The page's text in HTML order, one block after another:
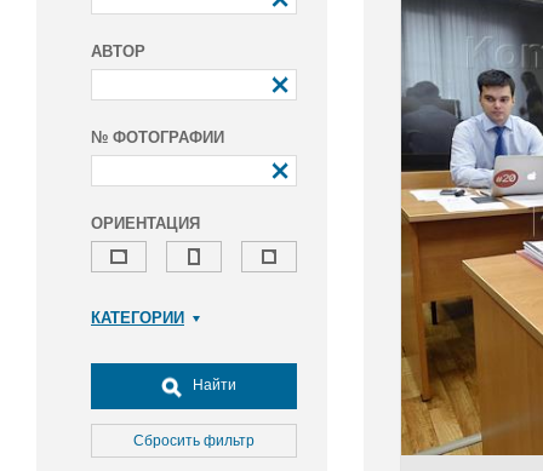
АВТОР
№ ФОТОГРАФИИ
ОРИЕНТАЦИЯ
КАТЕГОРИИ
Досуг, туризм и отдых
Культура
Медицина
Найти
Сбросить фильтр